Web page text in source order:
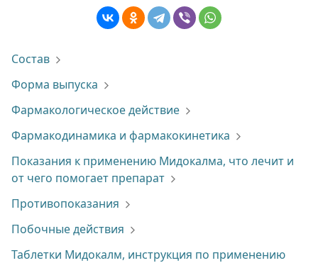
Состав
Форма выпуска
Фармакологическое действие
Фармакодинамика и фармакокинетика
Показания к применению Мидокалма, что лечит и
от чего помогает препарат
Противопоказания
Побочные действия
Таблетки Мидокалм, инструкция по применению